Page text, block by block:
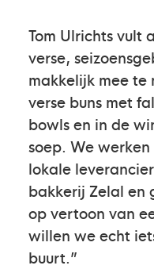
Tom Ulrichts vult
verse,
makkelijk mee te
verse buns met
bowls en in de
soep. We
lokale
bakkerij Zelal en
op vertoon van
willen we echt
buurt.”